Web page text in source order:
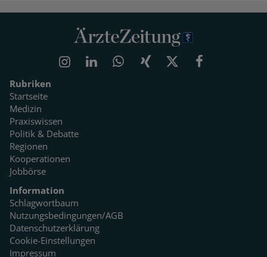
Rubriken
Startseite
Medizin
Praxiswissen
Politik & Debatte
Regionen
Kooperationen
Jobbörse
Information
Schlagwortbaum
Nutzungsbedingungen/AGB
Datenschutzerklärung
Cookie-Einstellungen
Impressum